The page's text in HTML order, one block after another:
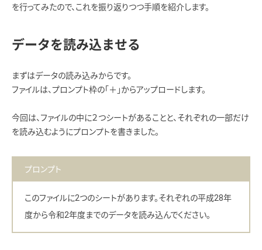
を行ってみたので、これを振り返りつつ手順を紹介します。
データを読み込ませる
まずはデータの読み込みからです。
ファイルは、プロンプト枠の「＋」からアップロードします。
今回は、ファイルの中に２つシートがあることと、それぞれの一部だけ
を読み込むようにプロンプトを書きました。
プロンプト
このファイルに2つのシートがあります。それぞれの平成28年
度から令和2年度までのデータを読み込んでください。